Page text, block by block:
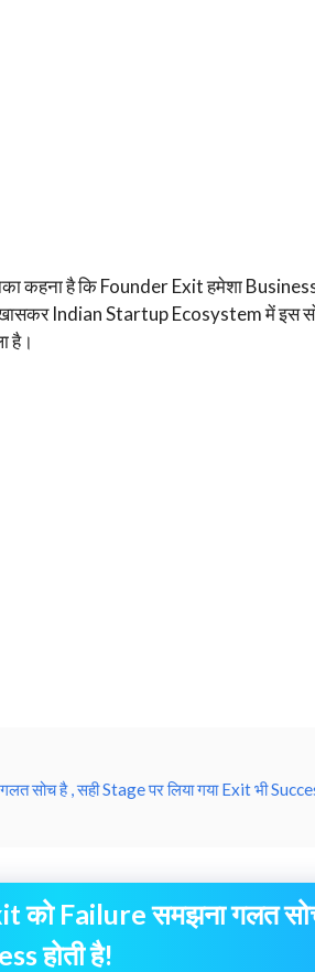
है कि Founder Exit हमेशा
Indian Startup Ecosystem में इस
है।
है , सही Stage पर लिया गया Exit भी
को Failure समझना गलत
होती है!